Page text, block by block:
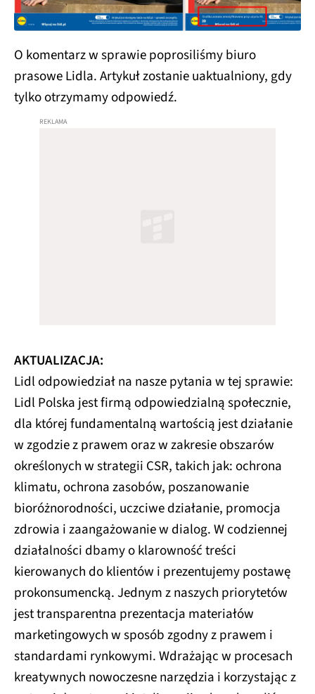
O komentarz w sprawie poprosiliśmy biuro
prasowe Lidla. Artykuł zostanie uaktualniony, gdy
tylko otrzymamy odpowiedź.
AKTUALIZACJA:
Lidl odpowiedział na nasze pytania w tej sprawie:
Lidl Polska jest firmą odpowiedzialną społecznie,
dla której fundamentalną wartością jest działanie
w zgodzie z prawem oraz w zakresie obszarów
określonych w strategii CSR, takich jak: ochrona
klimatu, ochrona zasobów, poszanowanie
bioróżnorodności, uczciwe działanie, promocja
zdrowia i zaangażowanie w dialog. W codziennej
działalności dbamy o klarowność treści
kierowanych do klientów i prezentujemy postawę
prokonsumencką. Jednym z naszych priorytetów
jest transparentna prezentacja materiałów
marketingowych w sposób zgodny z prawem i
standardami rynkowymi. Wdrażając w procesach
kreatywnych nowoczesne narzędzia i korzystając z